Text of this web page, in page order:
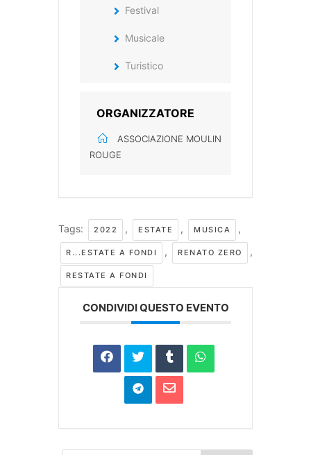
Festival
Musicale
Turistico
ORGANIZZATORE
ASSOCIAZIONE MOULIN
ROUGE
Tags: 2022 , ESTATE , MUSICA ,
R...ESTATE A FONDI , RENATO ZERO ,
RESTATE A FONDI
CONDIVIDI QUESTO EVENTO